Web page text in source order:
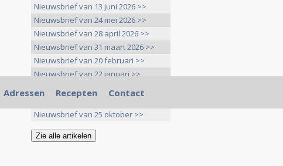
Nieuwsbrief van 13 juni 2026 >>
Nieuwsbrief van 24 mei 2026 >>
Nieuwsbrief van 28 april 2026 >>
Nieuwsbrief van 31 maart 2026 >>
Nieuwsbrief van 20 februari >>
Nieuwsbrief van 22 januari >>
Nieuwsbrief van 25 november >>
Nieuwsbrief van 25 oktober >>
Adressen Recepten Contact